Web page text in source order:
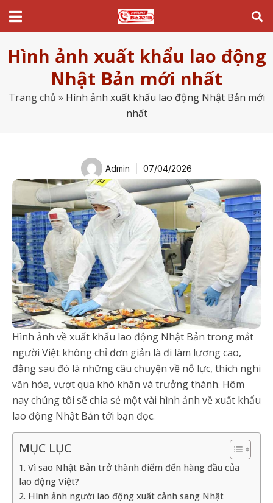
Hình ảnh xuất khẩu lao động
Nhật Bản mới nhất
Trang chủ » Hình ảnh xuất khẩu lao động Nhật Bản mới
nhất
Admin 07/04/2026
Hình ảnh về xuất khẩu lao động Nhật Bản trong mắt
người Việt không chỉ đơn giản là đi làm lương cao,
đằng sau đó là những câu chuyện về nỗ lực, thích nghi
văn hóa, vượt qua khó khăn và trưởng thành. Hôm
nay chúng tôi sẽ chia sẻ một vài hình ảnh về xuất khẩu
lao động Nhật Bản tới bạn đọc.
MỤC LỤC
1. Vì sao Nhật Bản trở thành điểm đến hàng đầu của
lao động Việt?
2. Hình ảnh người lao động xuất cảnh sang Nhật